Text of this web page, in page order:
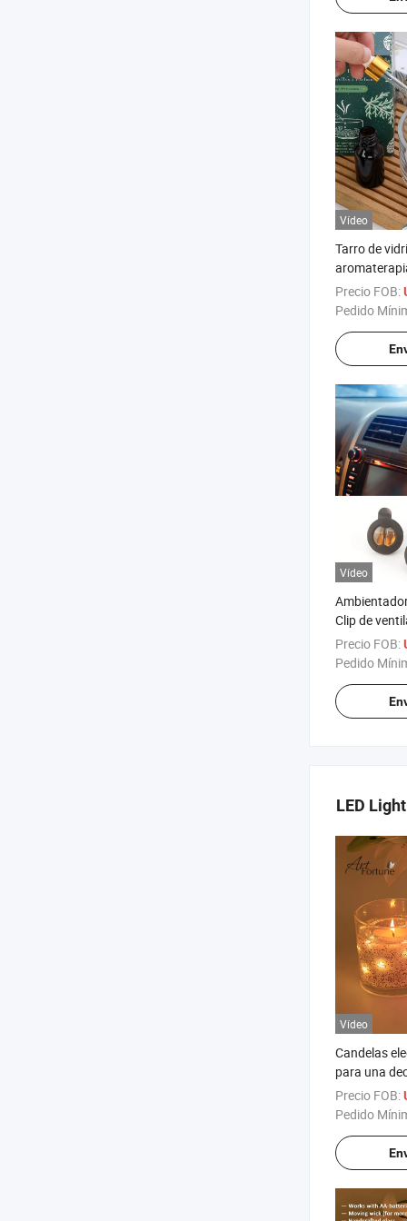
Vídeo
Tarro de
cristal
Precio FOB:
Pedido
Vídeo
Clip de
océano,
para auto,
Precio FOB:
Pedido
LED Light
Vídeo
Candelas
para una
del hogar
Precio FOB:
Pedido